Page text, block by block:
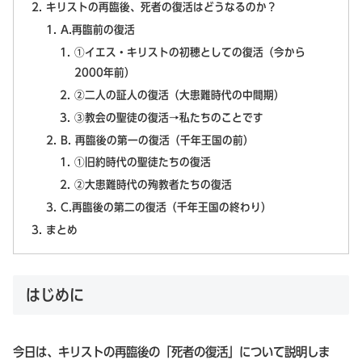
キリストの再臨後、死者の復活はどうなるのか？
A.再臨前の復活
①イエス・キリストの初穂としての復活（今から
2000年前）
②二人の証人の復活（大患難時代の中間期）
③教会の聖徒の復活→私たちのことです
B. 再臨後の第一の復活（千年王国の前）
①旧約時代の聖徒たちの復活
②大患難時代の殉教者たちの復活
C.再臨後の第二の復活（千年王国の終わり）
まとめ
はじめに
今日は、キリストの再臨後の「死者の復活」について説明しま